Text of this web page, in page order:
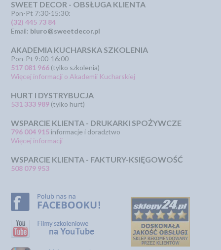
SWEET DECOR - OBSŁUGA KLIENTA
Pon-Pt 7:30-15:30:
(32) 445 73 84
Email: biuro@sweetdecor.pl
AKADEMIA KUCHARSKA SZKOLENIA
Pon-Pt 9:00-16:00
517 081 966 (tylko szkolenia)
Więcej informacji o Akademii Kucharskiej
HURT I DYSTRYBUCJA
531 333 989 (tylko hurt)
WSPARCIE KLIENTA - DRUKARKI SPOŻYWCZE
796 004 915 informacje i doradztwo
Więcej informacji
WSPARCIE KLIENTA - FAKTURY-KSIĘGOWOŚĆ
508 079 953